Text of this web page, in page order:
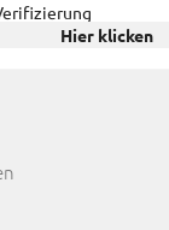
Hier klicken